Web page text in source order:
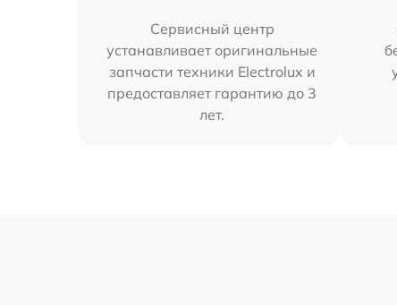
Сервисный центр
устанавливает оригинальные
запчасти техники Electrolux и
предоставляет гарантию до 3
лет.